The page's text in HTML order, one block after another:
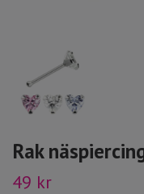
Rak
49 kr